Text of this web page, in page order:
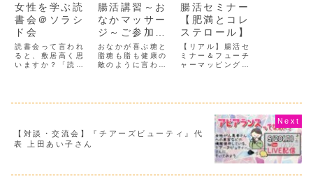
女性を学ぶ読
書会＠ソラシ
ド会
読書会って言われ
ると、敷居高く思
いますか？「読書
「マンガもアニメ
で見る派です」な
どとおっしゃるか
れて、本屋さんも
腸活講習～お
なかマッサー
ジ～ご参加感
想UP
おなかが喜ぶ糖と
脂糖も脂も健康の
敵のように言われ
カラダはとても苦
ましょうおなかを
腸活セミナー
【肥満とコレ
ステロール】
【リアル】腸活セ
ミナー＆フューチ
ャーマッピング会
ィース整体 宙
sora ：オンラ
イン（zoom）で
の参加あります。
応援団内でもご紹
介している「ライ
フリフト...
【対談・交流会】『チアーズビューティ』代
表 上田あい子さん